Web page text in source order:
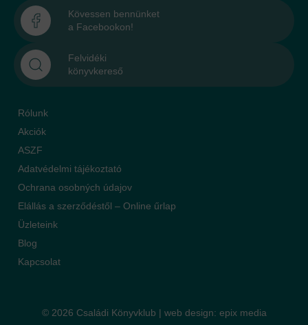
Kövessen bennünket
a Facebookon!
Felvidéki
könyvkereső
Rólunk
Akciók
ASZF
Adatvédelmi tájékoztató
Ochrana osobných údajov
Elállás a szerződéstől – Online űrlap
Üzleteink
Blog
Kapcsolat
© 2026 Családi Könyvklub | web design: epix media